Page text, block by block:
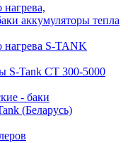
аккумуляторы тепла
нагрева S-TANK
S-Tank СТ 300-5000
- баки
(Беларусь)